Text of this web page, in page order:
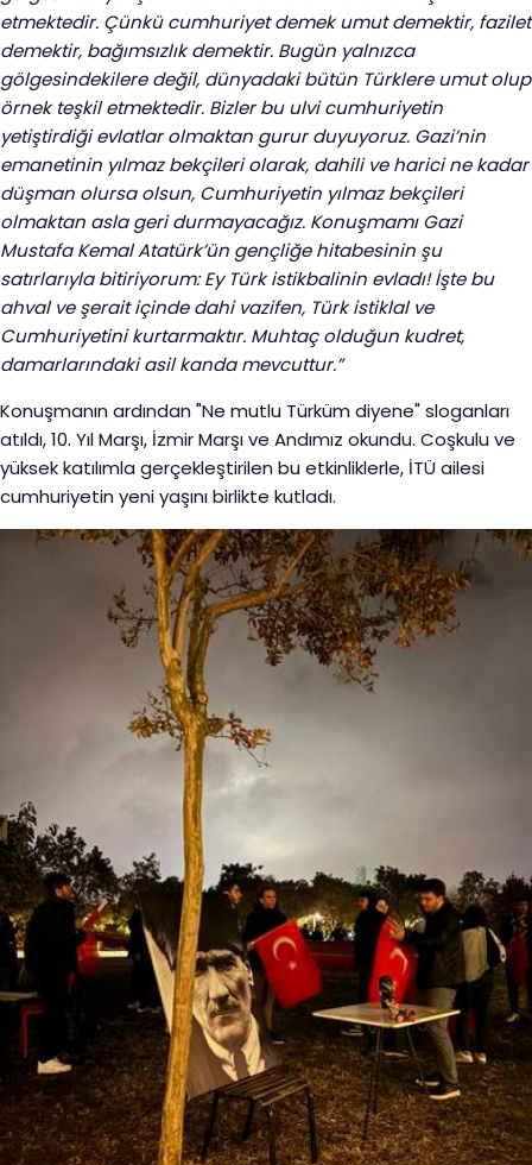
etmektedir. Çünkü cumhuriyet demek umut demektir, fazilet
demektir, bağımsızlık demektir. Bugün yalnızca
gölgesindekilere değil, dünyadaki bütün Türklere umut olup
örnek teşkil etmektedir. Bizler bu ulvi cumhuriyetin
yetiştirdiği evlatlar olmaktan gurur duyuyoruz. Gazi’nin
emanetinin yılmaz bekçileri olarak, dahili ve harici ne kadar
düşman olursa olsun, Cumhuriyetin yılmaz bekçileri
olmaktan asla geri durmayacağız. Konuşmamı Gazi
Mustafa Kemal Atatürk’ün gençliğe hitabesinin şu
satırlarıyla bitiriyorum: Ey Türk istikbalinin evladı! İşte bu
ahval ve şerait içinde dahi vazifen, Türk istiklal ve
Cumhuriyetini kurtarmaktır. Muhtaç olduğun kudret,
damarlarındaki asil kanda mevcuttur.”
Konuşmanın ardından "Ne mutlu Türküm diyene" sloganları
atıldı, 10. Yıl Marşı, İzmir Marşı ve Andımız okundu. Coşkulu ve
yüksek katılımla gerçekleştirilen bu etkinliklerle, İTÜ ailesi
cumhuriyetin yeni yaşını birlikte kutladı.